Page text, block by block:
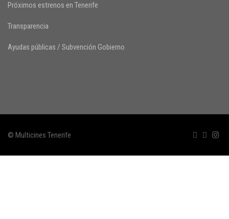
Próximos estrenos en Tenerife
Transparencia
Ayudas públicas / Subvención Gobierno
© Multicines Tenerife